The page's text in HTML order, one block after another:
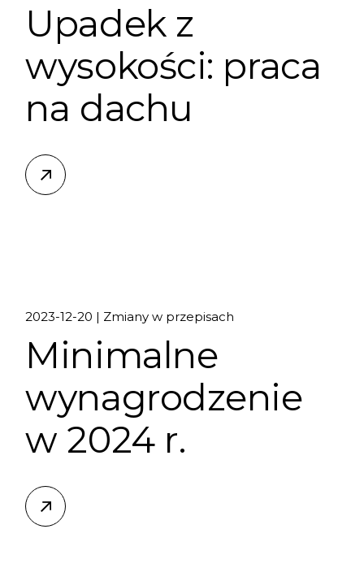
Upadek z
wysokości: praca
na dachu
2023-12-20 Zmiany w przepisach
Minimalne
wynagrodzenie
w 2024 r.